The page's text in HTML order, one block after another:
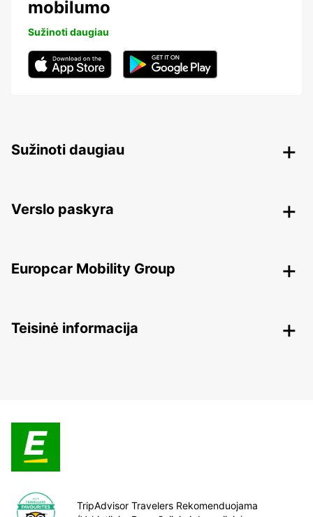
mobilumo
Sužinoti daugiau
Sužinoti daugiau
Verslo paskyra
Europcar Mobility Group
Teisinė informacija
TripAdvisor Travelers Rekomenduojama